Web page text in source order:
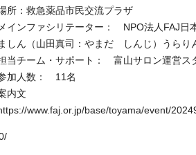
所：救急薬品市民交流プラザ
インファシリテーター： NPO法人FAJ
しん（山田真司：やまだ しんじ）うらり
当チーム・サポート： 富山サロン運営ス
加人数： 11名
内文
www.faj.or.jp/base/toyama/event/